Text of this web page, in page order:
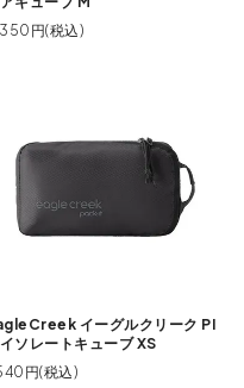
円(税込)
イーグルクリーク PI
ソレートキューブ XS
円(税込)